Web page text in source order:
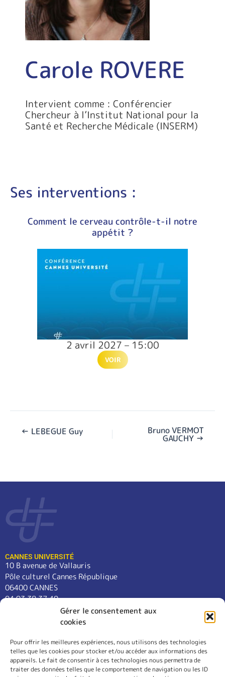
Gérer le consentement aux
cookies
Pour offrir les meilleures expériences, nous utilisons des technologies
telles que les cookies pour stocker et/ou accéder aux informations des
appareils. Le fait de consentir à ces technologies nous permettra de
traiter des données telles que le comportement de navigation ou les ID
Carole ROVERE
Intervient comme : Conférencier
Chercheur à l’Institut National pour la
Santé et Recherche Médicale (INSERM)
Ses interventions :
Comment le cerveau contrôle-t-il notre
appétit ?
2 avril 2027 – 15:00
VOIR
← LEBEGUE Guy Bruno VERMOT
GAUCHY →
CANNES UNIVERSITÉ
10 B avenue de Vallauris
Pôle culturel Cannes République
06400 CANNES
04 93 38 37 49
contact@cannes-universite.fr
COURS
LANGUES
CONFÉRENCES